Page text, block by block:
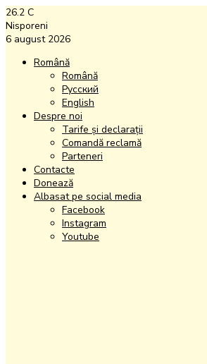
26.2 C
Nisporeni
6 august 2026
Română
Română
Русский
English
Despre noi
Tarife și declarații
Comandă reclamă
Parteneri
Contacte
Donează
Albasat pe social media
Facebook
Instagram
Youtube